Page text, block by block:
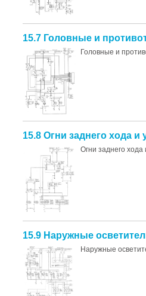
15.7 Головные и
Головные и
15.8 Огни заднего хода и
Огни заднего
15.9 Наружные
Наружные